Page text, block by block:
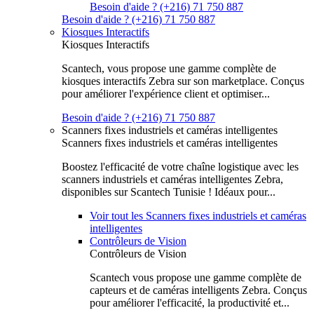
Besoin d'aide ? (+216) 71 750 887
Besoin d'aide ? (+216) 71 750 887
Kiosques Interactifs
Kiosques Interactifs
Scantech, vous propose une gamme complète de
kiosques interactifs Zebra sur son marketplace. Conçus
pour améliorer l'expérience client et optimiser...
Besoin d'aide ? (+216) 71 750 887
Scanners fixes industriels et caméras intelligentes
Scanners fixes industriels et caméras intelligentes
Boostez l'efficacité de votre chaîne logistique avec les
scanners industriels et caméras intelligentes Zebra,
disponibles sur Scantech Tunisie ! Idéaux pour...
Voir tout les Scanners fixes industriels et caméras
intelligentes
Contrôleurs de Vision
Contrôleurs de Vision
Scantech vous propose une gamme complète de
capteurs et de caméras intelligents Zebra. Conçus
pour améliorer l'efficacité, la productivité et...